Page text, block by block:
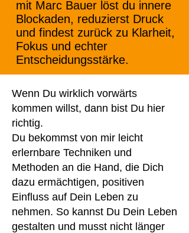
mit Marc Bauer löst du innere
Blockaden, reduzierst Druck
und findest zurück zu Klarheit,
Fokus und echter
Entscheidungsstärke.
Wenn Du wirklich vorwärts
kommen willst, dann bist Du hier
richtig.
​Du bekommst von mir leicht
erlernbare Techniken und
Methoden an die Hand, die Dich
dazu ermächtigen, positiven
Einfluss auf Dein Leben zu
nehmen. So kannst Du Dein Leben
gestalten und musst nicht länger